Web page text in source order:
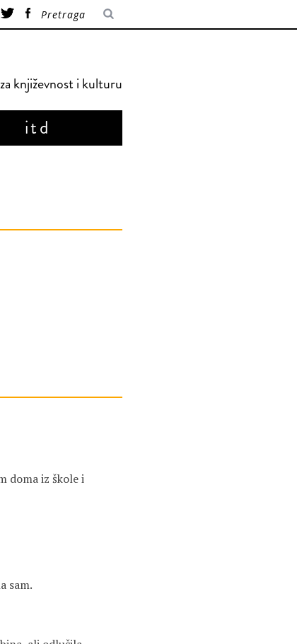
književnost i kulturu
itd
doma iz škole i
sam.